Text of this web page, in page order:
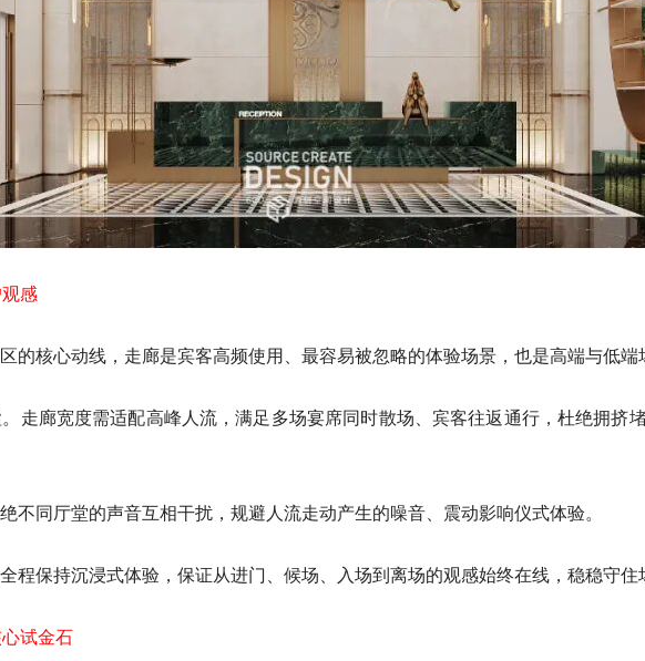
感
的核心动线，走廊是宾客高频使用、最容易被忽略的体验场景，也是高端与低端
走廊宽度需适配高峰人流，满足多场宴席同时散场、宾客往返通行，杜绝拥挤
不同厅堂的声音互相干扰，规避人流走动产生的噪音、震动影响仪式体验。
程保持沉浸式体验，保证从进门、候场、入场到离场的观感始终在线，稳稳守住
试金石